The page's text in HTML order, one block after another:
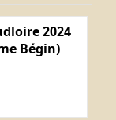
2024
Bégin)